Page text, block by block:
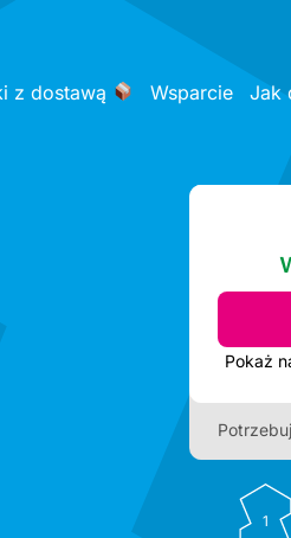
z dostawą Wsparcie Jak
1